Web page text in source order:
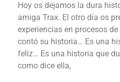
Hoy os dejamos la dura
amiga Trax. El otro día os
experiencias en procesos
contó su historia… Es una
feliz… Es una historia que
como dice ella,